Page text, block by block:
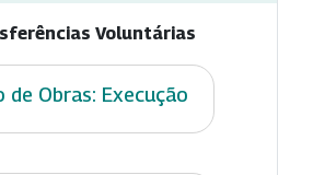
Voluntárias
de Obras: Execução